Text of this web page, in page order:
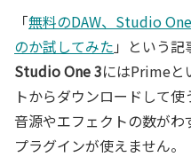
「無料のDAW、Studio
のか試してみた 」という記
Studio One 3にはPrimeと
トからダウンロードして
音源やエフェクトの数がわ
プラグインが使えません。